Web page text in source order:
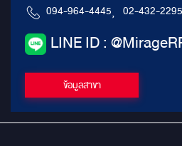
094-964-4445, 02-432-2295
LINE ID :
ข้อมูลสาขา